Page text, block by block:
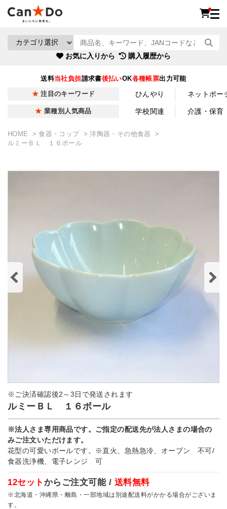
お気に入りから 購入履歴から
送料当社負担請求書後払いOK各種帳票出力可能
注目のキーワード ひんやり ネットポー
業種別人気商品 学校関連 介護・保育
HOME 食器・コップ
洋陶器・その他食器
ルミーＢＬ １６ボール
※ご決済確認後2～3日で発送されます
ルミーＢＬ １６ボール
※法人さま専用商品です。ご指定の配送先が法人さまの場合の
みご注文いただけます。
花型の可愛いボールです。※直火、急熱急冷、オーブン 不可/
食器洗浄機、電子レンジ 可
12セット からご注文可能 / 送料無料
※北海道・沖縄県・離島・一部地域は別途配送料がかかる場合がございま
す。